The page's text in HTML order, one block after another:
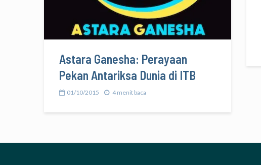
Astara Ganesha: Perayaan
Pekan Antariksa Dunia di ITB
01/10/2015 4 menit baca